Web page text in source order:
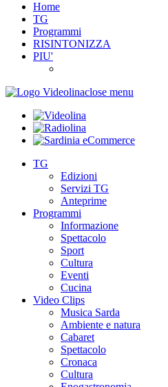
Home
TG
Programmi
RISINTONIZZA
PIU'
close menu
TG
Edizioni
Servizi TG
Anteprime
Programmi
Informazione
Spettacolo
Sport
Cultura
Eventi
Cucina
Video Clips
Musica Sarda
Ambiente e natura
Cabaret
Spettacolo
Cronaca
Cultura